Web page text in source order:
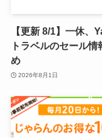
【更新 8/1】一休、
トラベルのセール情
め
2026年8月1日